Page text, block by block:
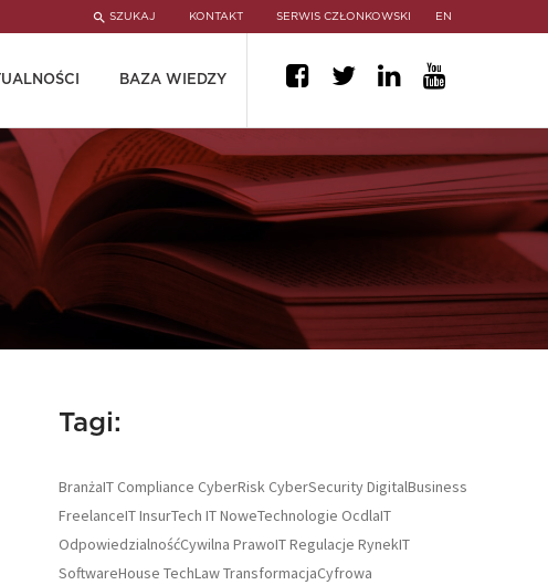
SZUKAJ KONTAKT SERWIS CZŁONKOWSKI EN
BAZA WIEDZY
Tagi:
BranżaIT Compliance CyberRisk CyberSecurityDigitalBusiness
FreelanceITInsurTech ITNoweTechnologie OcdlaIT
OdpowiedzialnośćCywilna PrawoITRegulacje RynekIT
SoftwareHouse TechLawTransformacjaCyfrowa